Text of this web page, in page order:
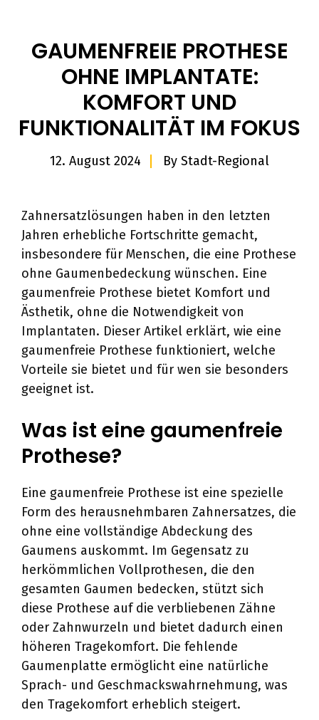
GAUMENFREIE PROTHESE
OHNE IMPLANTATE:
KOMFORT UND
FUNKTIONALITÄT IM FOKUS
12. August 2024 By Stadt-Regional
Zahnersatzlösungen haben in den letzten
Jahren erhebliche Fortschritte gemacht,
insbesondere für Menschen, die eine Prothese
ohne Gaumenbedeckung wünschen. Eine
gaumenfreie Prothese bietet Komfort und
Ästhetik, ohne die Notwendigkeit von
Implantaten. Dieser Artikel erklärt, wie eine
gaumenfreie Prothese funktioniert, welche
Vorteile sie bietet und für wen sie besonders
geeignet ist.
Was ist eine gaumenfreie
Prothese?
Eine gaumenfreie Prothese ist eine spezielle
Form des herausnehmbaren Zahnersatzes, die
ohne eine vollständige Abdeckung des
Gaumens auskommt. Im Gegensatz zu
herkömmlichen Vollprothesen, die den
gesamten Gaumen bedecken, stützt sich
diese Prothese auf die verbliebenen Zähne
oder Zahnwurzeln und bietet dadurch einen
höheren Tragekomfort. Die fehlende
Gaumenplatte ermöglicht eine natürliche
Sprach- und Geschmackswahrnehmung, was
den Tragekomfort erheblich steigert.